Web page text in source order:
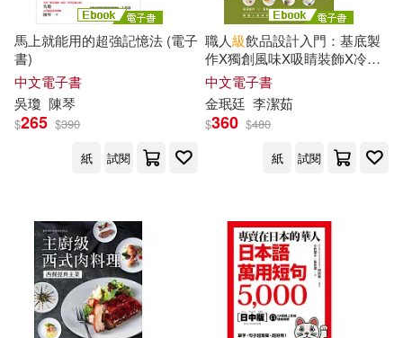
全國電腦等級考試命題研究中心，
未來教育教學與研究中心(2)
全國電腦等級考試研究中心(2)
凱文．鄧肯(2)
厲以寧(2)
吳瓊(2)
PRESTIGE(2)
中國勞動社會保障出版社(2)
中國農業出版社(2)
交通部運輸研究所(2)
任性出版(2)
馬上就能用的超強記憶法 (電子
書)
中文電子書
吳瓊 陳琴
$265 $390
紙
試閱
職人級飲品設計入門：基底製
作X獨創風味X吸睛裝飾X冷熱
變化，韓國人氣咖啡廳都在用
的手調飲指南 (電子書)
中文電子書
金珉廷 李潔茹
$360 $480
紙
試閱